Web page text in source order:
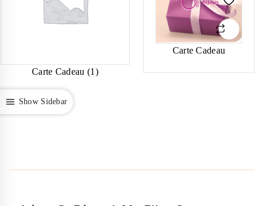
Show Sidebar
Carte Cadeau (1)
Carte Cadeau